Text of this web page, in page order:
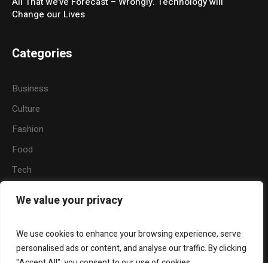
We value your privacy
We use cookies to enhance your browsing experience, serve
personalised ads or content, and analyse our traffic. By clicking
Change our Lives
Categories
Business
Culture
Fashion
Food
Tech
Nature